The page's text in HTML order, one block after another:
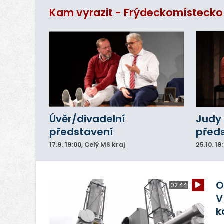
Kam vyrazit - Frýdeckomístecko
Úvěr/divadelní
představení
17.9.19:00, Celý MS kraj 25.10.
02:44